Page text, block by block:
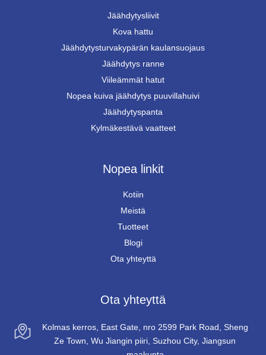
Jäähdytysliivit
Kova hattu
Jäähdytysturvakypärän kaulansuojaus
Jäähdytys ranne
Viileämmät hatut
Nopea kuiva jäähdytys puuvillahuivi
Jäähdytyspanta
Kylmäkestävä vaatteet
Nopea linkit
Kotiin
Meistä
Tuotteet
Blogi
Ota yhteyttä
Ota yhteyttä
Kolmas kerros, East Gate, nro 2599 Park Road, Sheng
Ze Town, Wu Jiangin piiri, Suzhou City, Jiangsun